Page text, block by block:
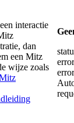
interactie
dan
een Mitz
wijze zoals